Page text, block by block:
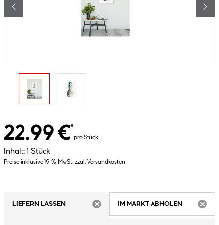
22.99 €*
pro Stück
Inhalt: 1 Stück
Preise inklusive 19 % MwSt. zzgl. Versandkosten
LIEFERN LASSEN
IM MARKT ABHOLEN